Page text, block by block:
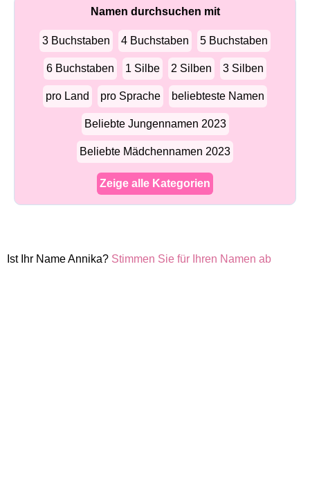
Namen durchsuchen mit
3 Buchstaben 4 Buchstaben 5 Buchstaben
6 Buchstaben 1 Silbe 2 Silben 3 Silben
pro Land pro Sprache beliebteste Namen
Beliebte Jungennamen 2023
Beliebte Mädchennamen 2023
Zeige alle Kategorien
Ist Ihr Name Annika? Stimmen Sie für Ihren Namen ab